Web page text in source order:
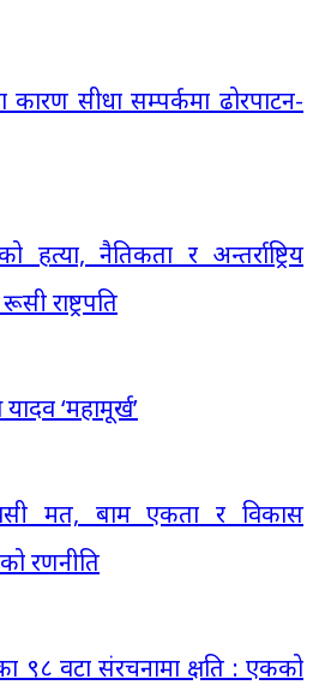
सीधा सम्पर्कमा ढोरपाटन-
हत्या, नैतिकता र अन्तर्राष्ट्रिय
राष्ट्रपति
‘महामूर्ख’
मत, बाम एकता र विकास
रणनीति
९८ वटा संरचनामा क्षति : एकको